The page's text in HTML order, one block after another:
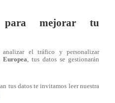
hacer torta red velvet en
advitió:
juego de habilidades antes
Armando Machuca,
para mejorar tu
el tráfico y personalizar
Europea, tus datos se gestionarán
tus datos te invitamos leer nuestra